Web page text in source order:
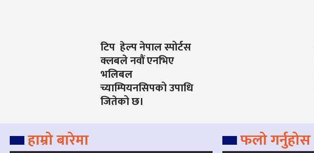
टिप हेल्प नेपाल स्पोर्टस
क्लबले नवौं एनभिए
भलिबल
च्याम्पियनसिपको उपाधि
जितेको छ।
हाम्रो बारेमा फलो गर्नुहोस